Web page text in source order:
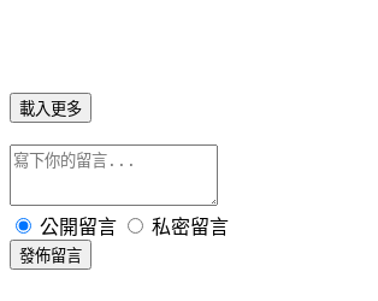
載入更多
公開留言 私密留言
發佈留言